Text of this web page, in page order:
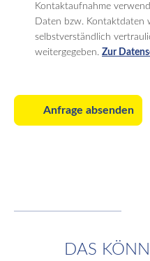
Kontaktaufnahme
Daten bzw. Kontaktdaten
selbstverständlich
weitergegeben. Zur
Anfrage absenden
DAS